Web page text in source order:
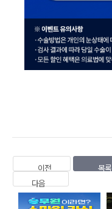
이전
목록
다음